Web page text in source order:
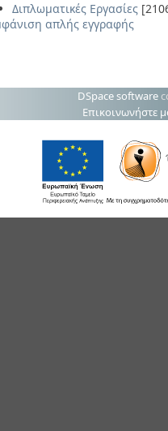
Διπλωματικές Εργασίες
απλής εγγραφής
DSpace software
Επικοινωνήστε